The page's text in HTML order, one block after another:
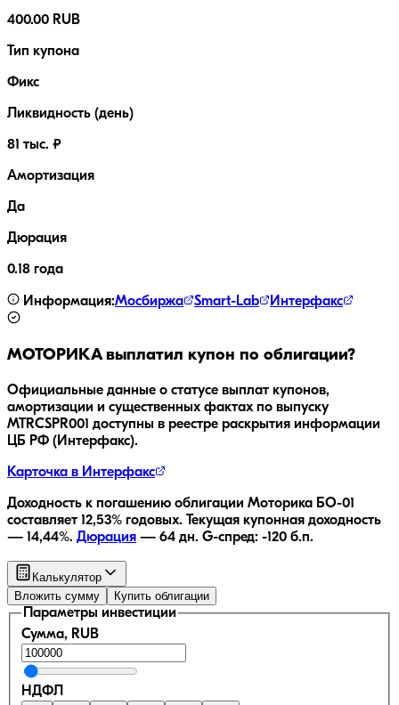
400.00 RUB
Тип купона
Фикс
Ликвидность (день)
81 тыс. ₽
Амортизация
Да
Дюрация
0.18 года
Информация:Мосбиржа Smart-Lab Интерфакс
МОТОРИКАвыплатил купон по облигации?
Официальные данные о статусе выплат купонов,
амортизации и существенных фактах по выпуску
MTRCSPR001 доступны в реестре раскрытия информации
ЦБ РФ (Интерфакс).
Карточка в Интерфакс
Доходность к погашению облигации Моторика БO-01
составляет 12,53% годовых. Текущая купонная доходность
— 14,44%. Дюрация — 64 дн. G-спред: -120 б.п.
Калькулятор
Вложить сумму
Купить облигации
Параметры инвестиции
Сумма, RUB
НДФЛ